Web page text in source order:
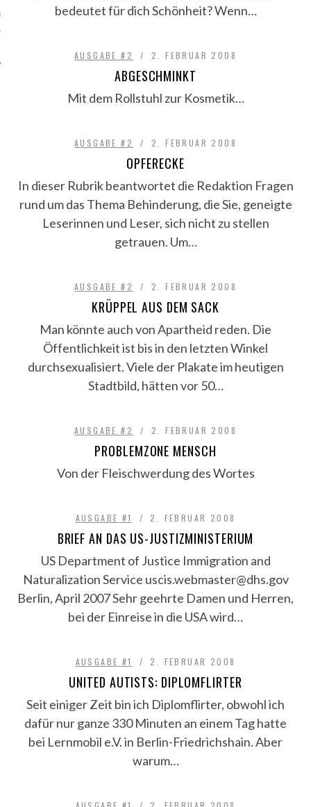
bedeutet für dich Schönheit? Wenn…
AUSGABE #2 2. FEBRUAR 2008
ABGESCHMINKT
Mit dem Rollstuhl zur Kosmetik…
AUSGABE #2 2. FEBRUAR 2008
OPFERECKE
In dieser Rubrik beantwortet die Redaktion Fragen
rund um das Thema Behinderung, die Sie, geneigte
Leserinnen und Leser, sich nicht zu stellen
getrauen. Um…
AUSGABE #2 2. FEBRUAR 2008
KRÜPPEL AUS DEM SACK
Man könnte auch von Apartheid reden. Die
Öffentlichkeit ist bis in den letzten Winkel
durchsexualisiert. Viele der Plakate im heutigen
Stadtbild, hätten vor 50…
AUSGABE #2 2. FEBRUAR 2008
PROBLEMZONE MENSCH
Von der Fleischwerdung des Wortes
AUSGABE #1 2. FEBRUAR 2008
BRIEF AN DAS US-JUSTIZMINISTERIUM
US Department of Justice Immigration and
Naturalization Service uscis.webmaster@dhs.gov
Berlin, April 2007 Sehr geehrte Damen und Herren,
bei der Einreise in die USA wird…
AUSGABE #1 2. FEBRUAR 2008
UNITED AUTISTS: DIPLOMFLIRTER
Seit einiger Zeit bin ich Diplomflirter, obwohl ich
dafür nur ganze 330 Minuten an einem Tag hatte
bei Lernmobil e.V. in Berlin-Friedrichshain. Aber
warum…